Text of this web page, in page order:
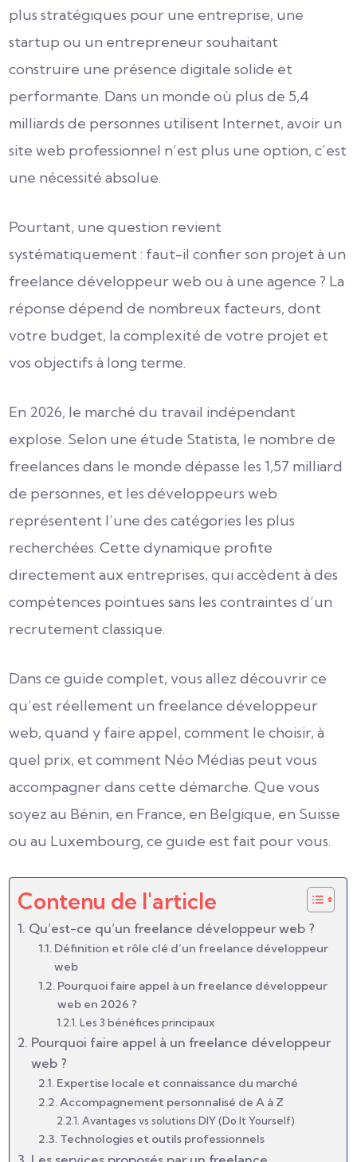
plus stratégiques pour une entreprise, une
startup ou un entrepreneur souhaitant
construire une présence digitale solide et
performante. Dans un monde où plus de 5,4
milliards de personnes utilisent Internet, avoir un
site web professionnel n’est plus une option, c’est
une nécessité absolue.
Pourtant, une question revient
systématiquement : faut-il confier son projet à un
freelance développeur web ou à une agence ? La
réponse dépend de nombreux facteurs, dont
votre budget, la complexité de votre projet et
vos objectifs à long terme.
En 2026, le marché du travail indépendant
explose. Selon une étude Statista, le nombre de
freelances dans le monde dépasse les 1,57 milliard
de personnes, et les développeurs web
représentent l’une des catégories les plus
recherchées. Cette dynamique profite
directement aux entreprises, qui accèdent à des
compétences pointues sans les contraintes d’un
recrutement classique.
Dans ce guide complet, vous allez découvrir ce
qu’est réellement un freelance développeur
web, quand y faire appel, comment le choisir, à
quel prix, et comment Néo Médias peut vous
accompagner dans cette démarche. Que vous
soyez au Bénin, en France, en Belgique, en Suisse
ou au Luxembourg, ce guide est fait pour vous.
Contenu de l'article
Qu’est-ce qu’un freelance développeur web ?
Définition et rôle clé d’un freelance développeur
web
Pourquoi faire appel à un freelance développeur
web en 2026 ?
Les 3 bénéfices principaux
Pourquoi faire appel à un freelance développeur
web ?
Expertise locale et connaissance du marché
Accompagnement personnalisé de A à Z
Avantages vs solutions DIY (Do It Yourself)
Technologies et outils professionnels